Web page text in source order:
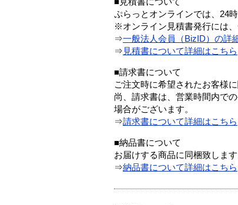
■見積書について
ぷらっとオンラインでは、24
※オンライン見積書発行には
⇒一般法人会員（BizID）の詳
⇒ 見積書について詳細はこちら
■請求書について
ご注文時に希望されたお客様
尚、請求書は、営業時間内で
場合がございます。
⇒請求書について詳細はこちら
■納品書について
お届けする商品に同梱致します
⇒納品書について詳細はこちら